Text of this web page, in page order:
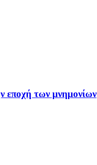
εποχή των μνημονίων